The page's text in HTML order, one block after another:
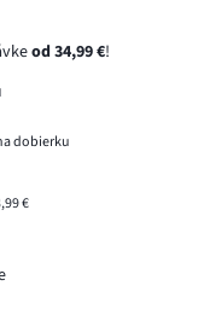
od 34,99 €!
dobierku
€